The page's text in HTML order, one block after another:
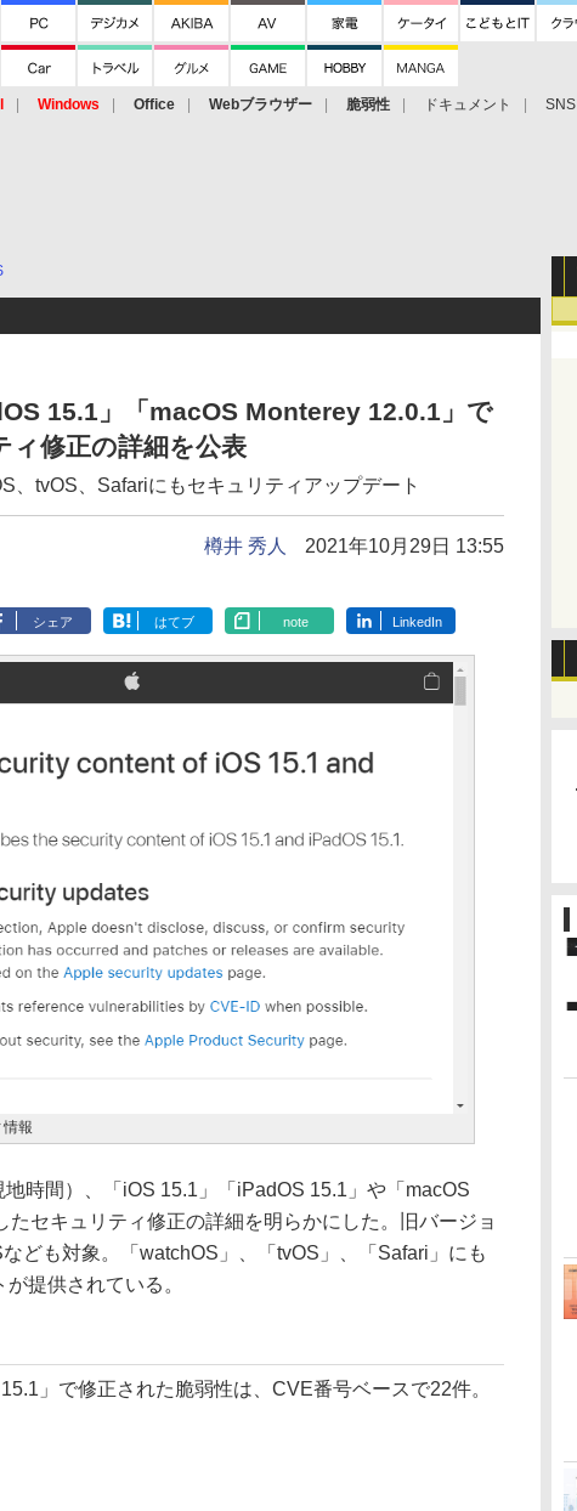
Windows Office Webブラウザー 脆弱性 ドキュメント SNS
15.1」「macOS Monterey 12.0.1」で
ィ修正の詳細を公表
、tvOS、Safariにもセキュリティアップデート
樽井 秀人 2021年10月29日 13:55
シェア はてブ note LinkedIn
情報
時間）、「iOS 15.1」「iPadOS 15.1」や「macOS
たセキュリティ修正の詳細を明らかにした。旧バージョ
ども対象。「watchOS」、「tvOS」、「Safari」にも
提供されている。
」で修正された脆弱性は、CVE番号ベースで22件。